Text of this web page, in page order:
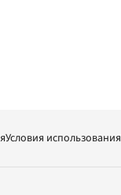
Условия использования